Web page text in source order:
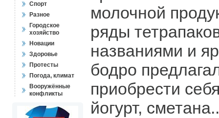
Спорт
Разное
Городское
хозяйство
Новации
Здоровье
Протесты
Погода, климат
Вооружённые
конфликты
молочной
ряды
названиями и
бодро
приобрести
йогурт,